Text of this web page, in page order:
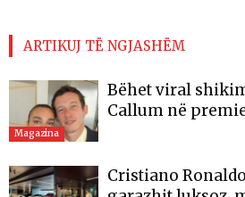
ARTIKUJ TË NGJASHËM
Magazina
Bëhet viral
Callum në
Cristiano